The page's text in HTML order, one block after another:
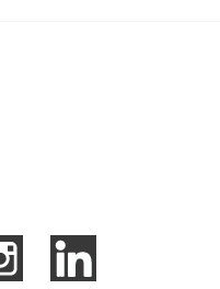
Instagram